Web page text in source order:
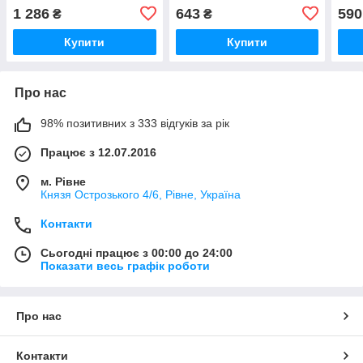
1 286 ₴
Купити
643₴
Купити
590
Про нас
98% позитивних з 333 відгуків за рік
Працює з 12.07.2016
м. Рівне
Князя Острозького 4/6, Рівне, Україна
Контакти
Сьогодні працює з 00:00 до 24:00
Показати весь графік роботи
Про нас
Контакти